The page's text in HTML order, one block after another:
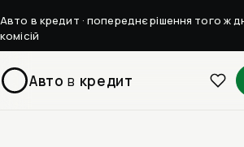
Авто в кредит · попереднє рішення того ж
комісій
Авто в кредит